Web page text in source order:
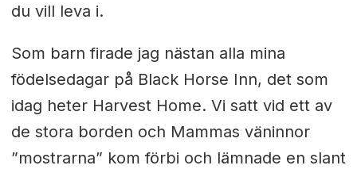
du vill leva i.
Som barn firade jag nästan alla mina
födelsedagar på Black Horse Inn, det som
idag heter Harvest Home. Vi satt vid ett av
de stora borden och Mammas väninnor
”mostrarna” kom förbi och lämnade en slant